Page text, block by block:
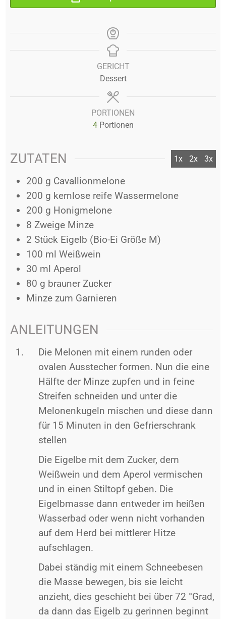
GERICHT
Dessert
PORTIONEN
4 Portionen
ZUTATEN 1x 2x 3x
200 g Cavallionmelone
200 g kernlose reife Wassermelone
200 g Honigmelone
8 Zweige Minze
2 Stück Eigelb (Bio-Ei Größe M)
100 ml Weißwein
30 ml Aperol
80 g brauner Zucker
Minze zum Garnieren
ANLEITUNGEN
Die Melonen mit einem runden oder
ovalen Ausstecher formen. Nun die eine
Hälfte der Minze zupfen und in feine
Streifen schneiden und unter die
Melonenkugeln mischen und diese dann
für 15 Minuten in den Gefrierschrank
stellen
Die Eigelbe mit dem Zucker, dem
Weißwein und dem Aperol vermischen
und in einen Stiltopf geben. Die
Eigelbmasse dann entweder im heißen
Wasserbad oder wenn nicht vorhanden
auf dem Herd bei mittlerer Hitze
aufschlagen.
Dabei ständig mit einem Schneebesen
die Masse bewegen, bis sie leicht
anzieht, dies geschieht bei über 72 °Grad,
da dann das Eigelb zu gerinnen beginnt